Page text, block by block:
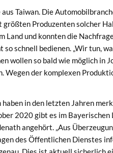
Tai­wan. Die
Pro­duzen­ten solch­er
und kon­nten die
schnell bedi­enen. „Wir tun,
wollen so bald wie möglich in
Wegen der kom­plex­en
in den let­zten Jahren
2020 gibt es im Bay­erischen
ange­hört. „Aus
des Öffentlichen Dien­stes